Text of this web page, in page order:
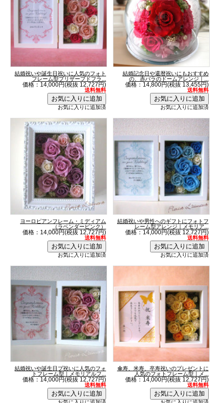
結婚祝いや誕生日祝いに人気のフォト
フレーム型プリザーブドフラ...
価格：14,000円(税抜 12,727円)
送料無料
お気に入りに追加済
結婚記念日や還暦祝いにもおすすめ
の、赤バラのドームアレンジ｜...
価格：14,800円(税抜 13,455円)
送料無料
お気に入りに追加済
ヨーロピアンフレーム・ミディアム
（ラベンダーピンク）
価格：14,000円(税抜 12,727円)
送料無料
お気に入りに追加済
結婚祝いや男性へのギフトにフォトフ
レーム型アレンジ｜メモリア...
価格：14,000円(税抜 12,727円)
送料無料
お気に入りに追加済
結婚祝いや誕生日プ祝いに人気のフォ
トフレーム型｜メモリアルフ...
価格：14,000円(税抜 12,727円)
送料無料
傘寿、米寿、卒寿祝いのプレゼントに
人気のフォトフレーム型｜メ...
価格：14,000円(税抜 12,727円)
送料無料